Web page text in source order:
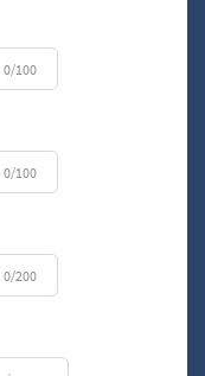
0/100
0/100
0/200